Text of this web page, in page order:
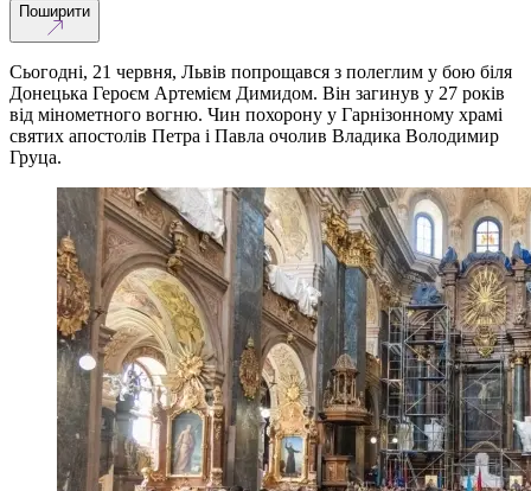
Поширити
Сьогодні, 21 червня, Львів попрощався з полеглим у бою біля
Донецька Героєм Артемієм Димидом. Він загинув у 27 років
від мінометного вогню. Чин похорону у Гарнізонному храмі
святих апостолів Петра і Павла очолив Владика Володимир
Груца.